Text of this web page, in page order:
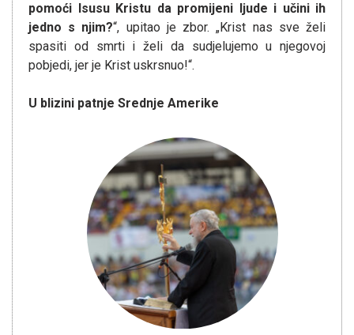
pomoći Isusu Kristu da promijeni ljude i učini ih
jedno s njim?“, upitao je zbor. „Krist nas sve želi
spasiti od smrti i želi da sudjelujemo u njegovoj
pobjedi, jer je Krist uskrsnuo!“.
U blizini patnje Srednje Amerike